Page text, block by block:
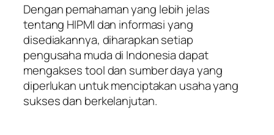
Dengan pemahaman yang lebih jelas
tentang HIPMI dan informasi yang
disediakannya, diharapkan setiap
pengusaha muda di Indonesia dapat
mengakses tool dan sumber daya yang
diperlukan untuk menciptakan usaha yang
sukses dan berkelanjutan.